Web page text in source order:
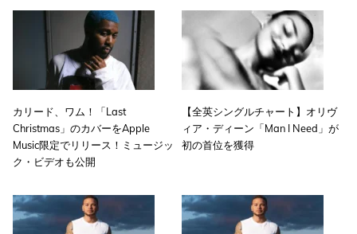
カリード、ワム！「Last
Christmas」のカバーをApple
Music限定でリリース！ミュージッ
ク・ビデオも公開
【全英シングルチャート】オリヴ
ィア・ディーン「Man I Need」が
初の首位を獲得